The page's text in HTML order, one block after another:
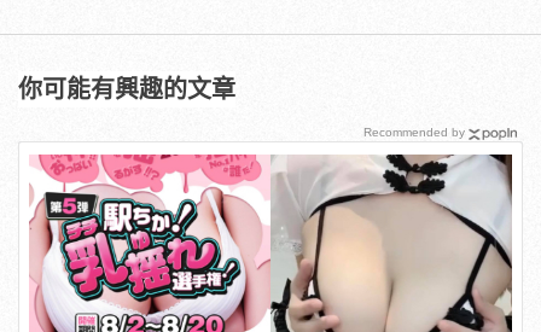
你可能有興趣的文章
Recommended by